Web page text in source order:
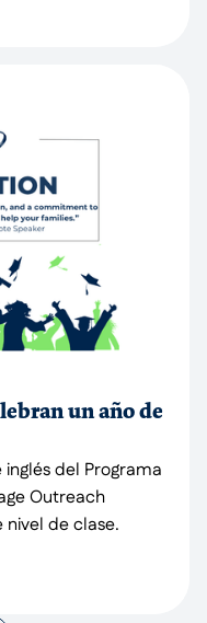
un año de
inglés del Programa
Outreach
nivel de clase.